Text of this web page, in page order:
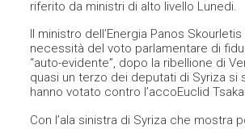
riferito da ministri di alto livello Lunedi.
Il ministro dell’Energia Panos
necessità del voto parlamentare di
“auto-evidente”, dopo la ribellione di
quasi un terzo dei deputati di Syriza si
hanno votato contro l’accoEuclid
Con l’ala sinistra di Syriza che mostra